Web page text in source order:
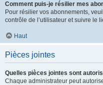
Comment puis-je résilier mes
Pour résilier vos abonnements,
contrôle de l’utilisateur et suivre le
Haut
Pièces jointes
Quelles pièces jointes sont
Chaque administrateur peut